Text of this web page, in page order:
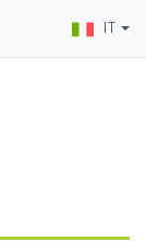
IT